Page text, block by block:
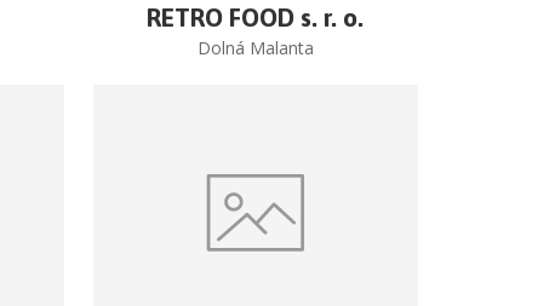
RETRO FOOD s. r. o.
Dolná Malanta